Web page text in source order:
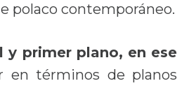
polaco contemporáneo.
y primer plano, en ese
en términos de planos